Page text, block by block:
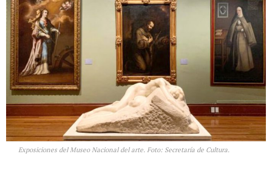
Exposiciones del Museo Nacional del arte. Foto: Secretaría de Cultura.